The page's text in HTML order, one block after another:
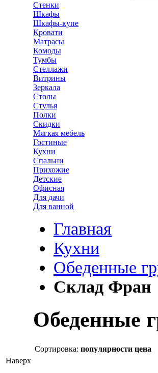
Наверх
Стенки
Шкафы
Шкафы-купе
Кровати
Матрасы
Комоды
Тумбы
Стеллажи
Витрины
Зеркала
Столы
Стулья
Полки
Скидки
Мягкая мебель
Гостиные
Кухни
Спальни
Прихожие
Детские
Офисная
Для дачи
Для ванной
Главная
Кухни
Обеденные
Склад Фран
Обеденные
Сортировка: популярности цена